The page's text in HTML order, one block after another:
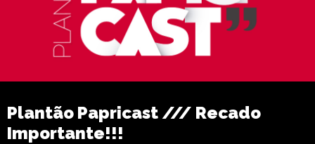
Plantão Papricast /// Recado
Importante!!!